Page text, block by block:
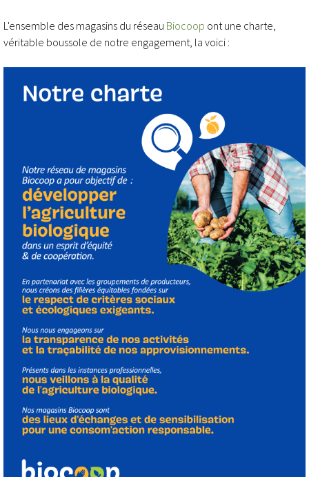
L'ensemble des magasins du réseau Biocoop ont une charte,
véritable boussole de notre engagement, la voici :